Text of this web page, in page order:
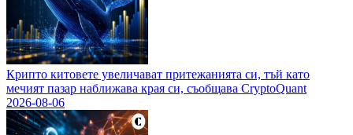
Крипто китовете увеличават притежанията си, тъй като
мечият пазар наближава края си, съобщава CryptoQuant
2026-08-06